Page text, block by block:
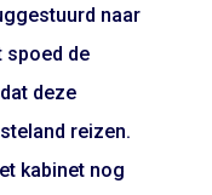
naar
spoed de
deze
reizen.
kabinet nog